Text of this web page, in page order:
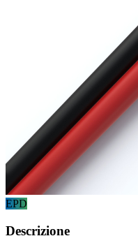
EPD
Descrizione